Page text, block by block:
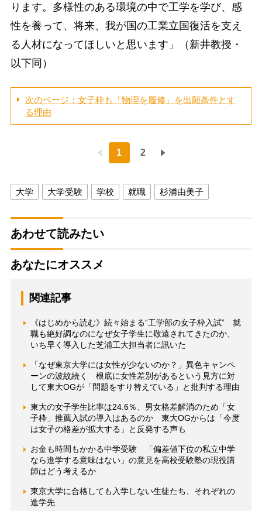
ります。多様性のある環境の中で工学を学び、感
性を養って、将来、我が国の工業立国復活を支え
る人材になってほしいと思います」（新井教授・
以下同）
次のページ：女子枠も「物理を履修」を出願条件とす
る理由
1 2
大学 大学受験 学校 就職 杉浦由美子
あわせて読みたい
あなたにオススメ
関連記事
《はじめから読む》続々始まる“工学部の女子枠入試” 就
職も絶好調なのになぜ女子学生に敬遠されてきたのか、
いち早く導入した芝浦工大担当者に訊いた
「なぜ東京大学には女性が少ないのか？」異色キャンペ
ーンの波紋続く 根底に女性差別があるという見方に対
して東大OGが「問題をすり替えている」と批判する理由
東大の女子学生比率は24.6％、男女格差解消のため「女
子枠」推薦入試の導入はあるのか 東大OGからは「今度
は女子の格差が拡大する」と反発する声も
お金も時間もかかる中学受験 「偏差値下位の私立中学
なら進学する意味はない」の意見を高校受験塾の現役講
師はどう考えるか
東京大学に合格しても入学しない生徒たち、それぞれの
進学先